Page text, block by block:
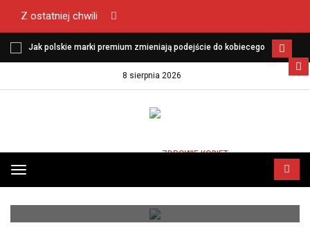
Z ostatniej chwili
Dieta pudełkowa bez glutenu i laktozy - kiedy organizm wreszcie
8 sierpnia 2026
Przełącz
menu
STRONA GŁÓWNA ZDROWIE KOBIET